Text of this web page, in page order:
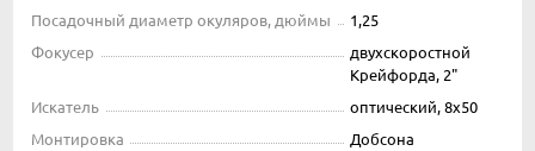
Посадочный диаметр окуляров, дюймы
1,25
Фокусер
двухскоростной
Крейфорда, 2"
Искатель
оптический, 8x50
Монтировка
Добсона